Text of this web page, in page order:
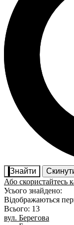
Знайти
Або скористайтесь
Усього знайдено:
Відображаються
Всього: 13
вул. Берегова